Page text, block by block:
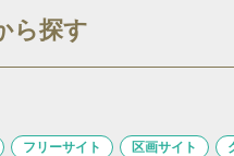
ら探す
フリーサイト 区画サイト